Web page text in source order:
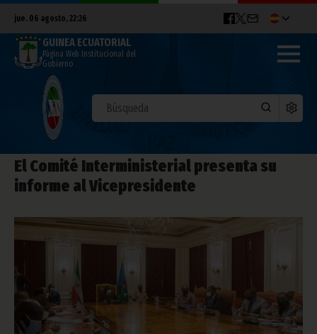
jue. 06 agosto, 22:26
GUINEA ECUATORIAL
Página Web Institucional del
Gobierno
El Comité Interministerial presenta su
informe al Vicepresidente